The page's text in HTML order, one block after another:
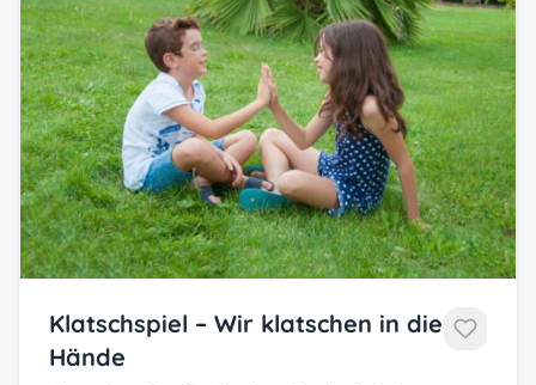
Klatschspiel – Wir klatschen in die
Hände